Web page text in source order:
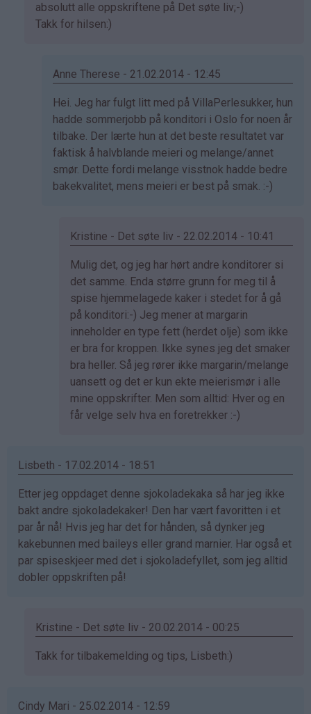
svar
på
(ikke
absolutt alle oppskriftene på Det søte liv;-)
Takk for hilsen:)
Anne Therese - 21.02.2014 - 12:45
Som
svar
på
av
Kristine
-
Hei. Jeg har fulgt litt med på VillaPerlesukker, hun
hadde sommerjobb på konditori i Oslo for noen år
tilbake. Der lærte hun at det beste resultatet var
faktisk å halvblande meieri og melange/annet
smør. Dette fordi melange visstnok hadde bedre
bakekvalitet, mens meieri er best på smak. :-)
Kristine - Det søte liv - 22.02.2014 - 10:41
Som
svar
på
av
Anne
Therese
(ikke
bekreftet)
Mulig det, og jeg har hørt andre konditorer si
det samme. Enda større grunn for meg til å
spise hjemmelagede kaker i stedet for å gå
på konditori:-) Jeg mener at margarin
inneholder en type fett (herdet olje) som ikke
er bra for kroppen. Ikke synes jeg det smaker
bra heller. Så jeg rører ikke margarin/melange
uansett og det er kun ekte meierismør i alle
mine oppskrifter. Men som alltid: Hver og en
får velge selv hva en foretrekker :-)
Lisbeth - 17.02.2014 - 18:51
Etter jeg oppdaget denne sjokoladekaka så har jeg ikke
bakt andre sjokoladekaker! Den har vært favoritten i et
par år nå! Hvis jeg har det for hånden, så dynker jeg
kakebunnen med baileys eller grand marnier. Har også et
par spiseskjeer med det i sjokoladefyllet, som jeg alltid
dobler oppskriften på!
Kristine - Det søte liv - 20.02.2014 - 00:25
Som
av
Takk for tilbakemelding og tips, Lisbeth:)
Cindy Mari - 25.02.2014 - 12:59